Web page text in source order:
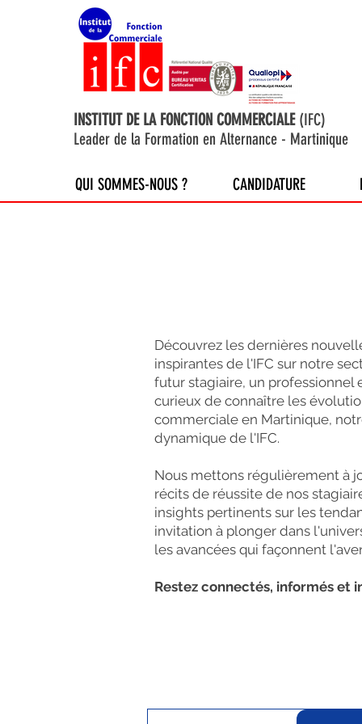
INSTITUT DE LA FONCTION COMMERCIALE(IFC)
Leader de la Formation en Alternance - Martinique
QUI SOMMES-NOUS ? CANDIDATURE
Découvrez les dernières
inspirantes de l'IFC sur notre
futur stagiaire, un
curieux de connaître les
commerciale en Martinique,
dynamique de l'IFC.
Nous mettons régulièrement à
récits de réussite de nos
insights pertinents sur les
invitation à plonger dans
les avancées qui façonnent
Restez connectés, informés et